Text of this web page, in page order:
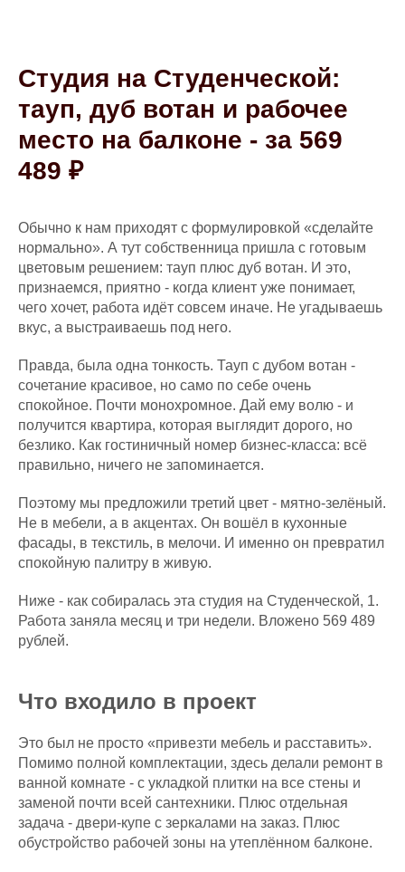
Студия на Студенческой:
тауп, дуб вотан и рабочее
место на балконе - за 569
489 ₽
Обычно к нам приходят с формулировкой «сделайте
нормально». А тут собственница пришла с готовым
цветовым решением: тауп плюс дуб вотан. И это,
признаемся, приятно - когда клиент уже понимает,
чего хочет, работа идёт совсем иначе. Не угадываешь
вкус, а выстраиваешь под него.
Правда, была одна тонкость. Тауп с дубом вотан -
сочетание красивое, но само по себе очень
спокойное. Почти монохромное. Дай ему волю - и
получится квартира, которая выглядит дорого, но
безлико. Как гостиничный номер бизнес-класса: всё
правильно, ничего не запоминается.
Поэтому мы предложили третий цвет - мятно-зелёный.
Не в мебели, а в акцентах. Он вошёл в кухонные
фасады, в текстиль, в мелочи. И именно он превратил
спокойную палитру в живую.
Ниже - как собиралась эта студия на Студенческой, 1.
Работа заняла месяц и три недели. Вложено 569 489
рублей.
Что входило в проект
Это был не просто «привезти мебель и расставить».
Помимо полной комплектации, здесь делали ремонт в
ванной комнате - с укладкой плитки на все стены и
заменой почти всей сантехники. Плюс отдельная
задача - двери-купе с зеркалами на заказ. Плюс
обустройство рабочей зоны на утеплённом балконе.